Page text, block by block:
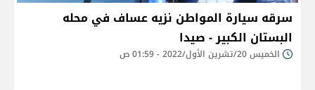
سرقه سيارة المواطن نزيه عساف في محله
البستان الكبير - صيدا
الخميس 20/تشرين الأول/2022 - 01:59 ص